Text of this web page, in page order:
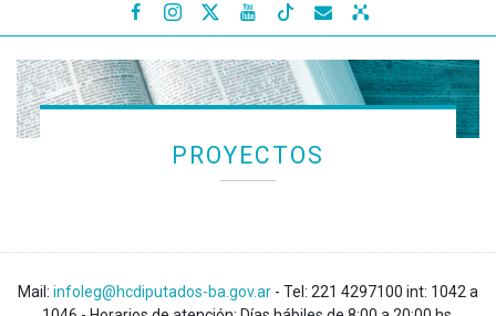
   
PROYECTOS
Mail: infoleg@hcdiputados-ba.gov.ar - Tel: 221 4297100 int: 1042 a